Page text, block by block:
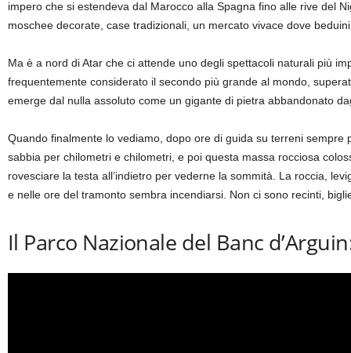
impero che si estendeva dal Marocco alla Spagna fino alle rive del
moschee decorate, case tradizionali, un mercato vivace dove
Ma è a nord di Atar che ci attende uno degli spettacoli naturali più
frequentemente considerato il secondo più grande al mondo,
emerge dal nulla assoluto come un gigante di pietra abbandonato
Quando finalmente lo vediamo, dopo ore di guida su terreni sempre
sabbia per chilometri e chilometri, e poi questa massa rocciosa
rovesciare la testa all’indietro per vederne la sommità. La roccia,
e nelle ore del tramonto sembra incendiarsi. Non ci sono recinti,
Il Parco Nazionale del Banc